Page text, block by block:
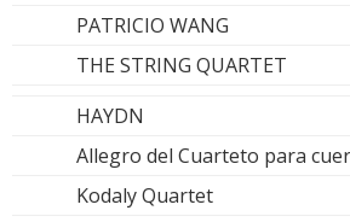
PATRICIO WANG
THE STRING QUARTET
HAYDN
Allegro del Cuarteto para
Kodaly Quartet